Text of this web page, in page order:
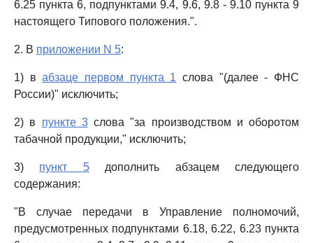
6.25 пункта 6, подпунктами 9.4, 9.6, 9.8 - 9.10 пункта 9
настоящего Типового положения.".
2. В приложении N 5:
1) вабзаце первом пункта 1 слова "(далее - ФНС
России)" исключить;
2) в пункте 3слова "за производством и оборотом
табачной продукции," исключить;
3) пункт 5дополнить абзацем следующего
содержания:
"В случае передачи в Управление полномочий,
предусмотренных подпунктами 6.18, 6.22, 6.23 пункта